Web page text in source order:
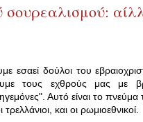
εσαεί δούλοι του
τους εχθρούς μας με
Αυτό είναι το
και οι ρωμιοεθνικοί.